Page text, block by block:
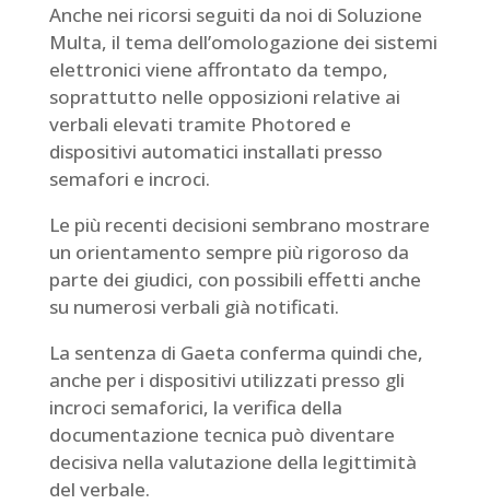
Anche nei ricorsi seguiti da noi di Soluzione
Multa, il tema dell’omologazione dei sistemi
elettronici viene affrontato da tempo,
soprattutto nelle opposizioni relative ai
verbali elevati tramite Photored e
dispositivi automatici installati presso
semafori e incroci.
Le più recenti decisioni sembrano mostrare
un orientamento sempre più rigoroso da
parte dei giudici, con possibili effetti anche
su numerosi verbali già notificati.
La sentenza di Gaeta conferma quindi che,
anche per i dispositivi utilizzati presso gli
incroci semaforici, la verifica della
documentazione tecnica può diventare
decisiva nella valutazione della legittimità
del verbale.